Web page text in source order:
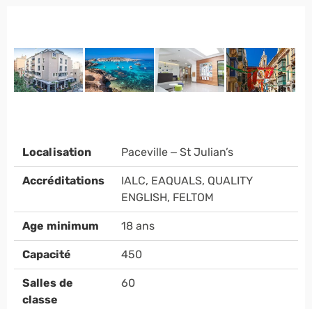
Localisation Paceville – St Julian’s
Accréditations
IALC, EAQUALS, QUALITY
ENGLISH, FELTOM
Age minimum 18 ans
Capacité 450
Salles de
classe
60